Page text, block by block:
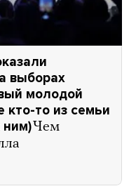
выборах
молодой
то из семьи
ним)Чем